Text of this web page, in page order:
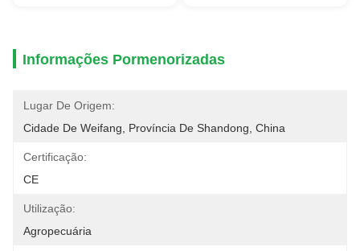
Informações Pormenorizadas
Lugar De Origem:
Cidade De Weifang, Província De Shandong, China
Certificação:
CE
Utilização:
Agropecuária